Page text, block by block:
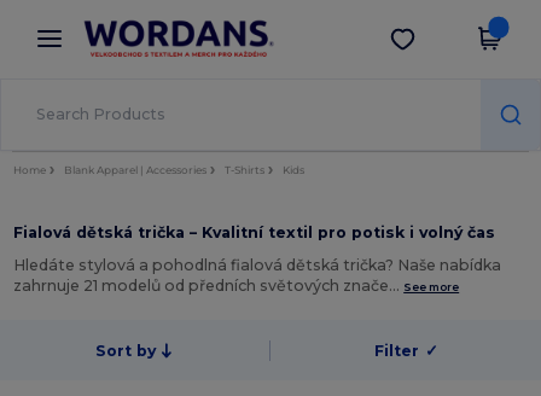
× Aplikace Wordans
Lepší ceny v aplikaci!
Stáhnout app
Home Blank Apparel | Accessories T-Shirts Kids
Fialová dětská trička – Kvalitní textil pro potisk i volný čas
Hledáte stylová a pohodlná fialová dětská trička? Naše nabídka
zahrnuje 21 modelů od předních světových znače… See more
Sort by Filter ✓